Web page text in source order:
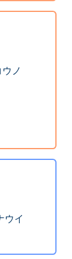
ノ
ウイ